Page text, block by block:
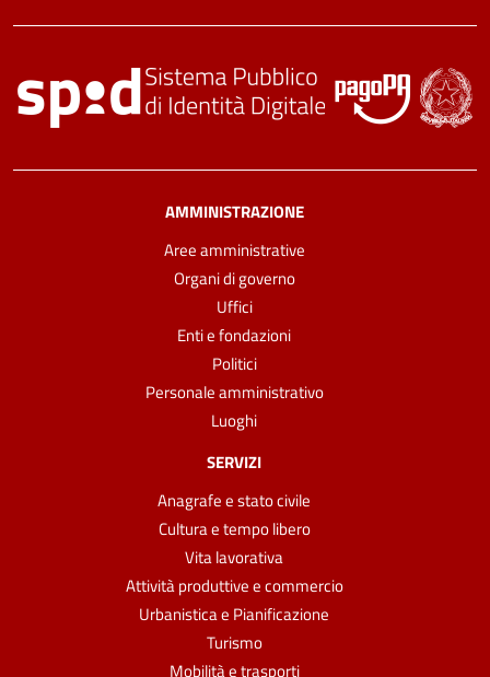
AMMINISTRAZIONE
Aree amministrative
Organi di governo
Uffici
Enti e fondazioni
Politici
Personale amministrativo
Luoghi
SERVIZI
Anagrafe e stato civile
Cultura e tempo libero
Vita lavorativa
Attività produttive e commercio
Urbanistica e Pianificazione
Turismo
Mobilità e trasporti